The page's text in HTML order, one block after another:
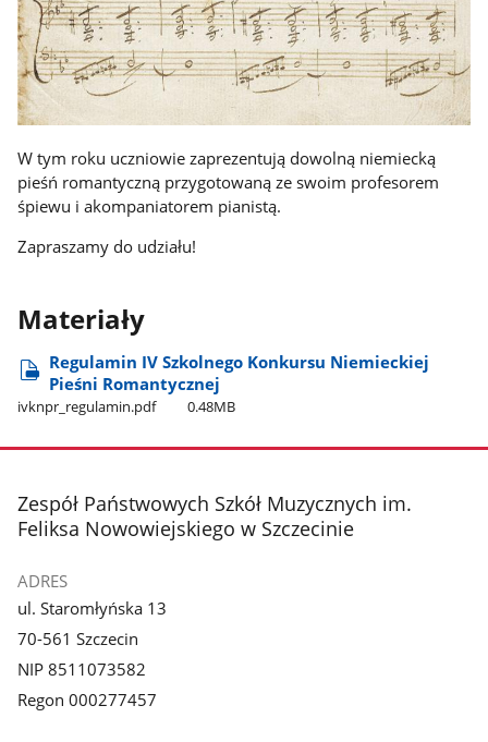
W tym roku uczniowie zaprezentują dowolną niemiecką
pieśń romantyczną przygotowaną ze swoim profesorem
śpiewu i akompaniatorem pianistą.
Zapraszamy do udziału!
Materiały
Regulamin IV Szkolnego Konkursu Niemieckiej
Pieśni Romantycznej
ivknpr​_regulamin.pdf 0.48MB
stopka
Zespół Państwowych Szkół Muzycznych im.
Feliksa Nowowiejskiego w Szczecinie
ADRES
ul. Staromłyńska 13
70-561 Szczecin
NIP 8511073582
Regon 000277457